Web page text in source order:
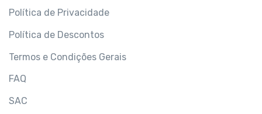
Política de Privacidade
Política de Descontos
Termos e Condições Gerais
FAQ
SAC